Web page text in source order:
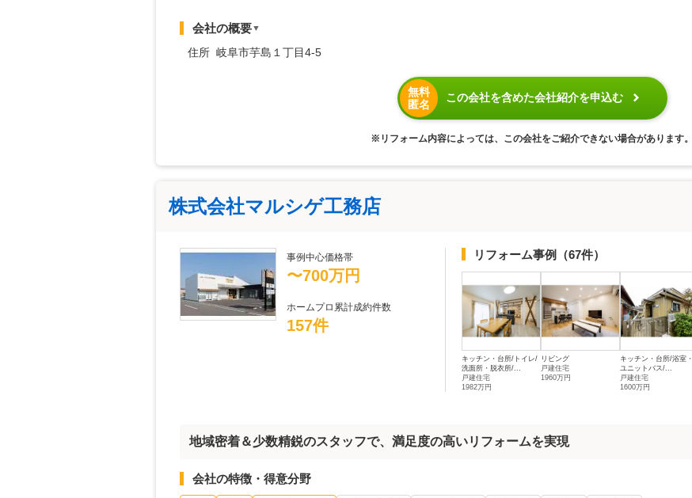
会社の概要▼
住所 岐阜市芋島１丁目4-5
無料
匿名
この会社を含めた会社紹介を申込む
※リフォーム内容によっては、この会社をご紹介できない場合があります。
株式会社マルシゲ工務店
事例中心価格帯
〜700万円
ホームプロ累計成約件数
157件
リフォーム事例 （67件）
キッチン・台所/トイレ/
洗面所・脱衣所/...
戸建住宅
1982万円
リビング
戸建住宅
1960万円
キッチン・台所/浴室・
ユニットバス/...
戸建住宅
1600万円
地域密着＆少数精鋭のスタッフで、満足度の高いリフォームを実現
会社の特徴・得意分野